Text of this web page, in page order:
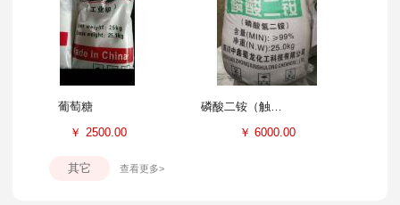
葡萄糖
￥ 2500.00
磷酸二铵（触媒）
￥ 6000.00
其它 查看更多>